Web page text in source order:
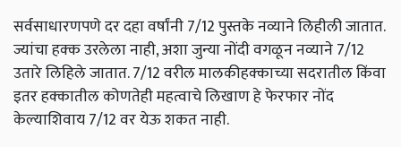
सर्वसाधारणपणे दर दहा वर्षांनी 7/12 पुस्तके नव्याने लिहीली जातात.
ज्यांचा हक्क उरलेला नाही, अशा जुन्या नोंदी वगळून नव्याने 7/12
उतारे लिहिले जातात. 7/12 वरील मालकीहक्काच्या सदरातील किंवा
इतर हक्कातील कोणतेही महत्वाचे लिखाण हे फेरफार नोंद
केल्याशिवाय 7/12 वर येऊ शकत नाही.